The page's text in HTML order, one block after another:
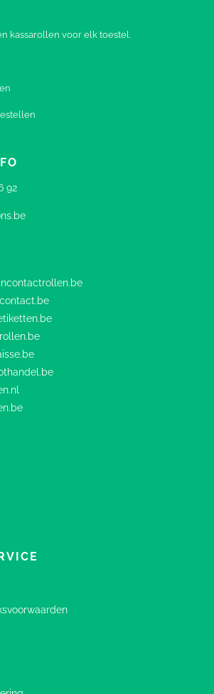
kassarollen voor elk toestel.
92